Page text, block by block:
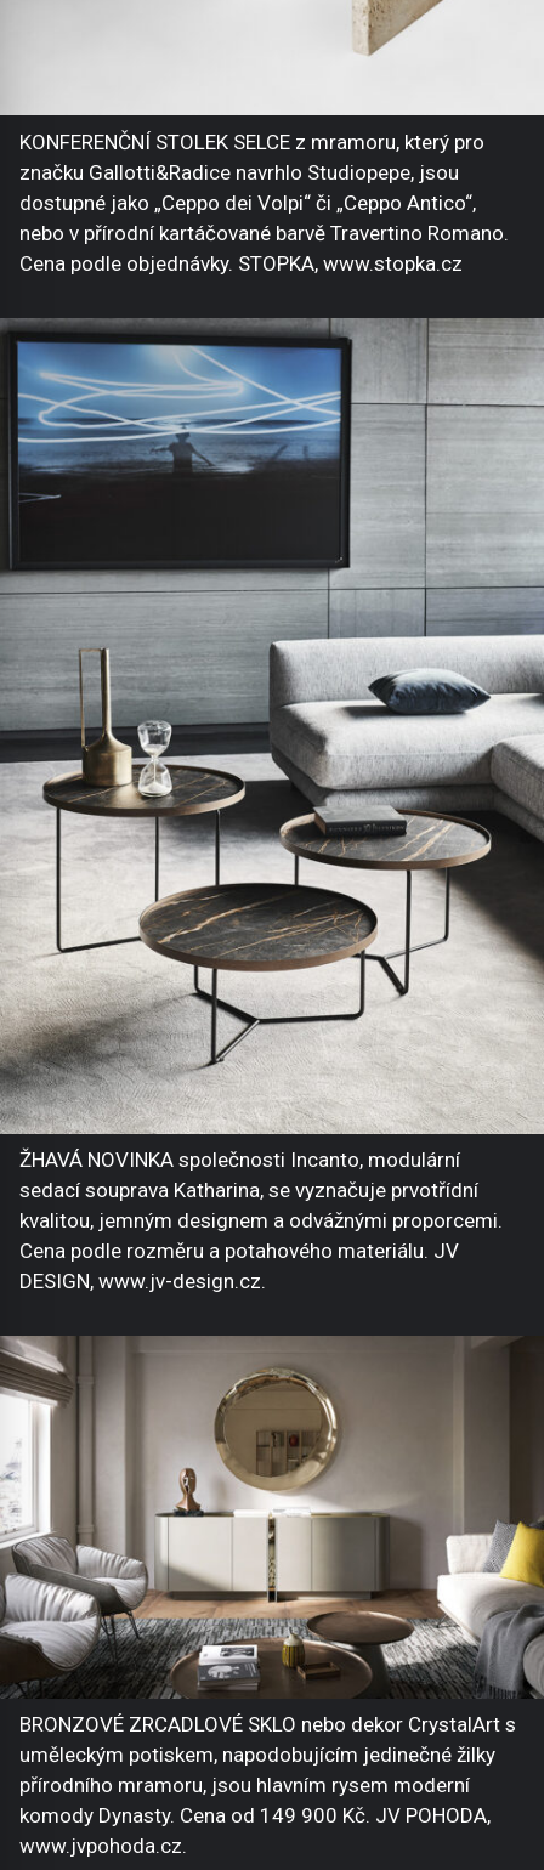
KONFERENČNÍ STOLEK SELCE z mramoru, který pro
značku Gallotti&Radice navrhlo Studiopepe, jsou
dostupné jako „Ceppo dei Volpi“ či „Ceppo Antico“,
nebo v přírodní kartáčované barvě Travertino Romano.
Cena podle objednávky. STOPKA, www.stopka.cz
ŽHAVÁ NOVINKA společnosti Incanto, modulární
sedací souprava Katharina, se vyznačuje prvotřídní
kvalitou, jemným designem a odvážnými proporcemi.
Cena podle rozměru a potahového materiálu. JV
DESIGN, www.jv-design.cz.
BRONZOVÉ ZRCADLOVÉ SKLO nebo dekor CrystalArt s
uměleckým potiskem, napodobujícím jedinečné žilky
přírodního mramoru, jsou hlavním rysem moderní
komody Dynasty. Cena od 149 900 Kč. JV POHODA,
www.jvpohoda.cz.